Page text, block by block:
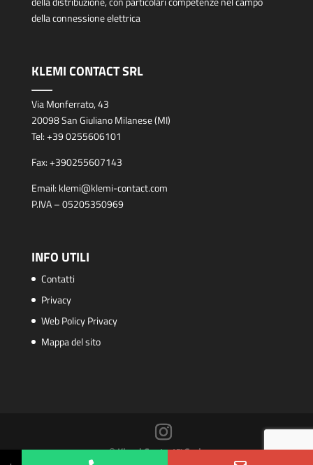
della connessione elettrica
KLEMI CONTACT SRL
Via Monferrato, 43
20098 San Giuliano Milanese (MI)
Tel:+39 0255606101
Fax:+390255607143
Email: klemi@klemi-contact.com
P.IVA – 05205350969
INFO UTILI
Contatti
Privacy
Web Policy Privacy
Mappa del sito
© Klemi Contact™ S.r.l.